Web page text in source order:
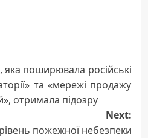
поширювала російські
та «мережі продажу
отримала підозру
Next:
пожежної небезпеки